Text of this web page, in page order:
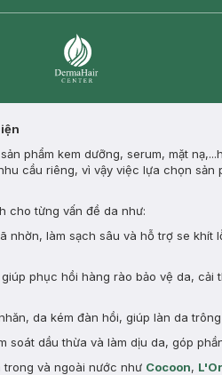
phẩm kem dưỡng, serum, mặt
cầu riêng, vì vậy việc lựa chọn
cho từng vấn đề da như:
nhờn, làm sạch sâu và hỗ trợ se khít
phục hồi hàng rào bảo vệ da,
da kém đàn hồi, giúp làn da
soát dầu thừa và làm dịu da, góp
và ngoài nước như Cocoon,